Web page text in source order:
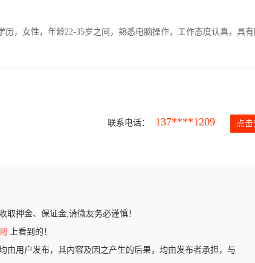
历，女性，年龄22-35岁之间，熟悉电脑操作，工作态度认真，具
联系电话： 137****1209 点
取押金、保证金,请微友务必谨慎！
上看到的！
由用户发布，其内容及因之产生的后果，均由发布者承担，与